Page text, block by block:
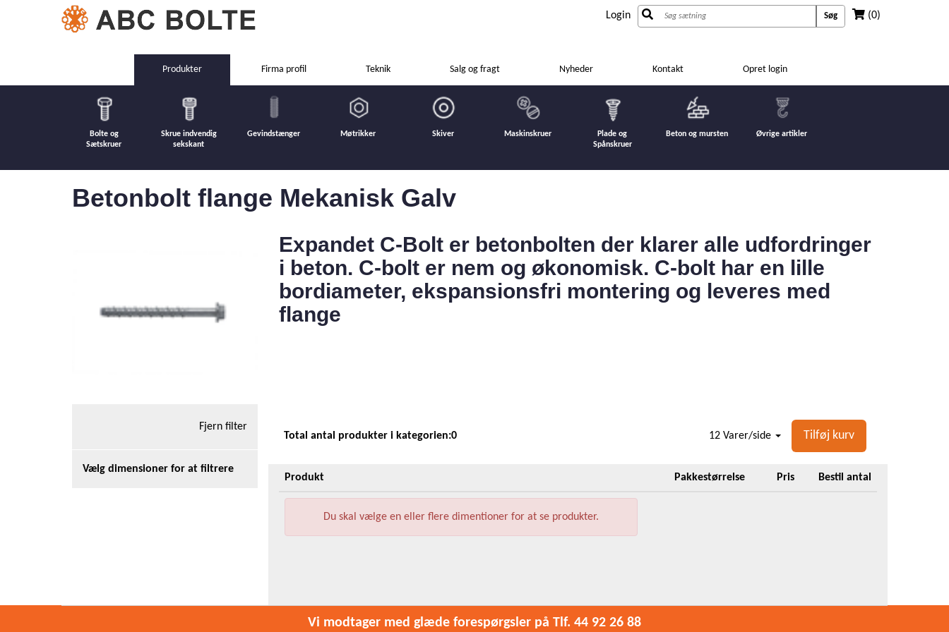
(0)
Søg
Login
Produkter Firma profil Teknik Salg og fragt Nyheder Kontakt Opret login
Bolte og
Sætskruer
Skrue indvendig
sekskant
Gevindstænger Møtrikker Skiver Maskinskruer
Plade og
Spånskruer
Beton og mursten Øvrige artikler
Betonbolt flange Mekanisk Galv
Expandet C-Bolt er betonbolten der klarer alle udfordringer
i beton. C-bolt er nem og økonomisk. C-bolt har en lille
bordiameter, ekspansionsfri montering og leveres med
flange
Total antal produkter i kategorien:0 12 Varer/side Tilføj kurv
Fjern filter
Vælg dimensioner for at filtrere
Produkt Pakkestørrelse Pris Bestil antal
Du skal vælge en eller flere dimentioner for at se produkter.
Vi modtager med glæde forespørgsler på Tlf. 44 92 26 88